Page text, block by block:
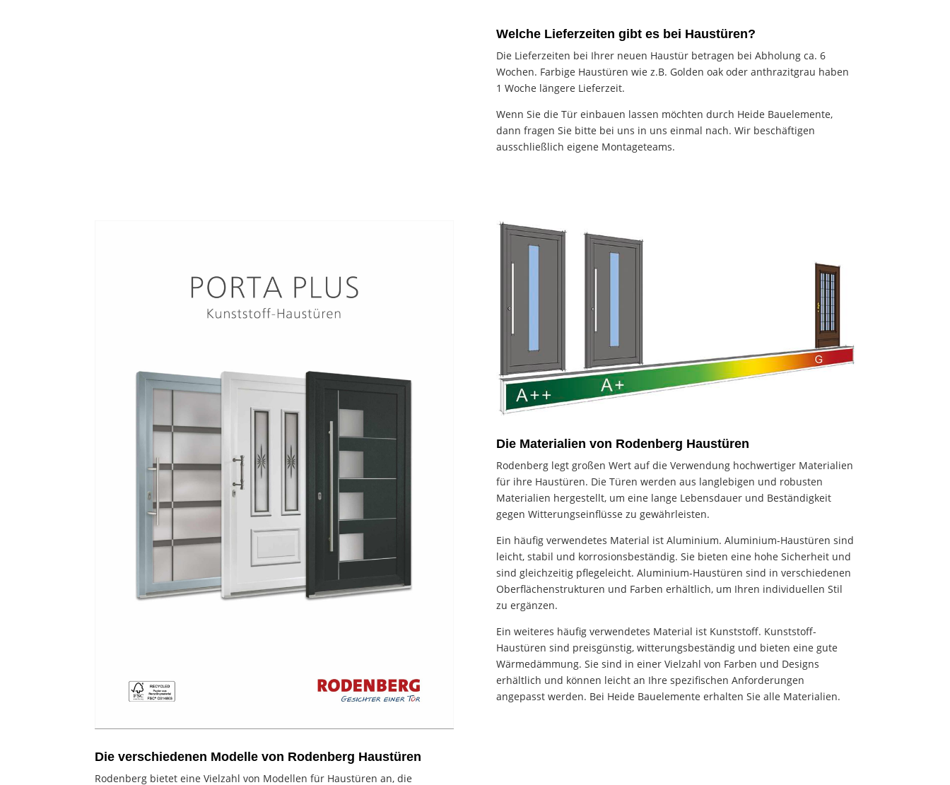
Welche Lieferzeiten gibt es bei Haustüren?
Die Lieferzeiten bei Ihrer neuen Haustür betragen bei Abholung ca. 6
Wochen. Farbige Haustüren wie z.B. Golden oak oder anthrazitgrau haben
1 Woche längere Lieferzeit.
Wenn Sie die Tür einbauen lassen möchten durch Heide Bauelemente,
dann fragen Sie bitte bei uns in uns einmal nach. Wir beschäftigen
ausschließlich eigene Montageteams.
Die verschiedenen Modelle von Rodenberg Haustüren
Rodenberg bietet eine Vielzahl von Modellen für Haustüren an, die
Die Materialien von Rodenberg Haustüren
Rodenberg legt großen Wert auf die Verwendung hochwertiger Materialien
für ihre Haustüren. Die Türen werden aus langlebigen und robusten
Materialien hergestellt, um eine lange Lebensdauer und Beständigkeit
gegen Witterungseinflüsse zu gewährleisten.
Ein häufig verwendetes Material ist Aluminium. Aluminium-Haustüren sind
leicht, stabil und korrosionsbeständig. Sie bieten eine hohe Sicherheit und
sind gleichzeitig pflegeleicht. Aluminium-Haustüren sind in verschiedenen
Oberflächenstrukturen und Farben erhältlich, um Ihren individuellen Stil
zu ergänzen.
Ein weiteres häufig verwendetes Material ist Kunststoff. Kunststoff-
Haustüren sind preisgünstig, witterungsbeständig und bieten eine gute
Wärmedämmung. Sie sind in einer Vielzahl von Farben und Designs
erhältlich und können leicht an Ihre spezifischen Anforderungen
angepasst werden. Bei Heide Bauelemente erhalten Sie alle Materialien.